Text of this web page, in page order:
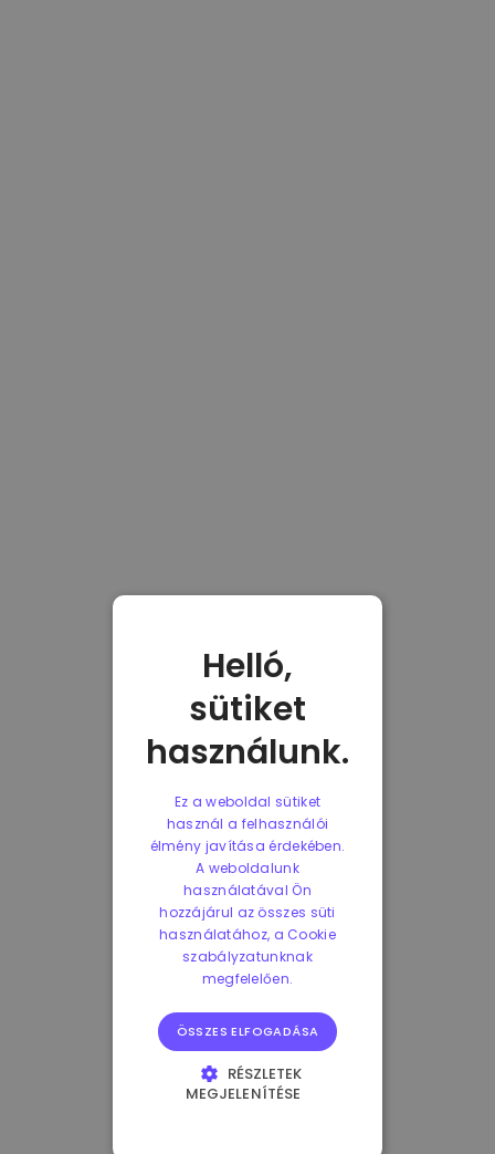
Helló,
sütiket
használunk.
Ez a weboldal sütiket
használ a felhasználói
élmény javítása érdekében.
A weboldalunk
használatával Ön
hozzájárul az összes süti
használatához, a Cookie
szabályzatunknak
megfelelően.
ÖSSZES ELFOGADÁSA
RÉSZLETEK
MEGJELENÍTÉSE